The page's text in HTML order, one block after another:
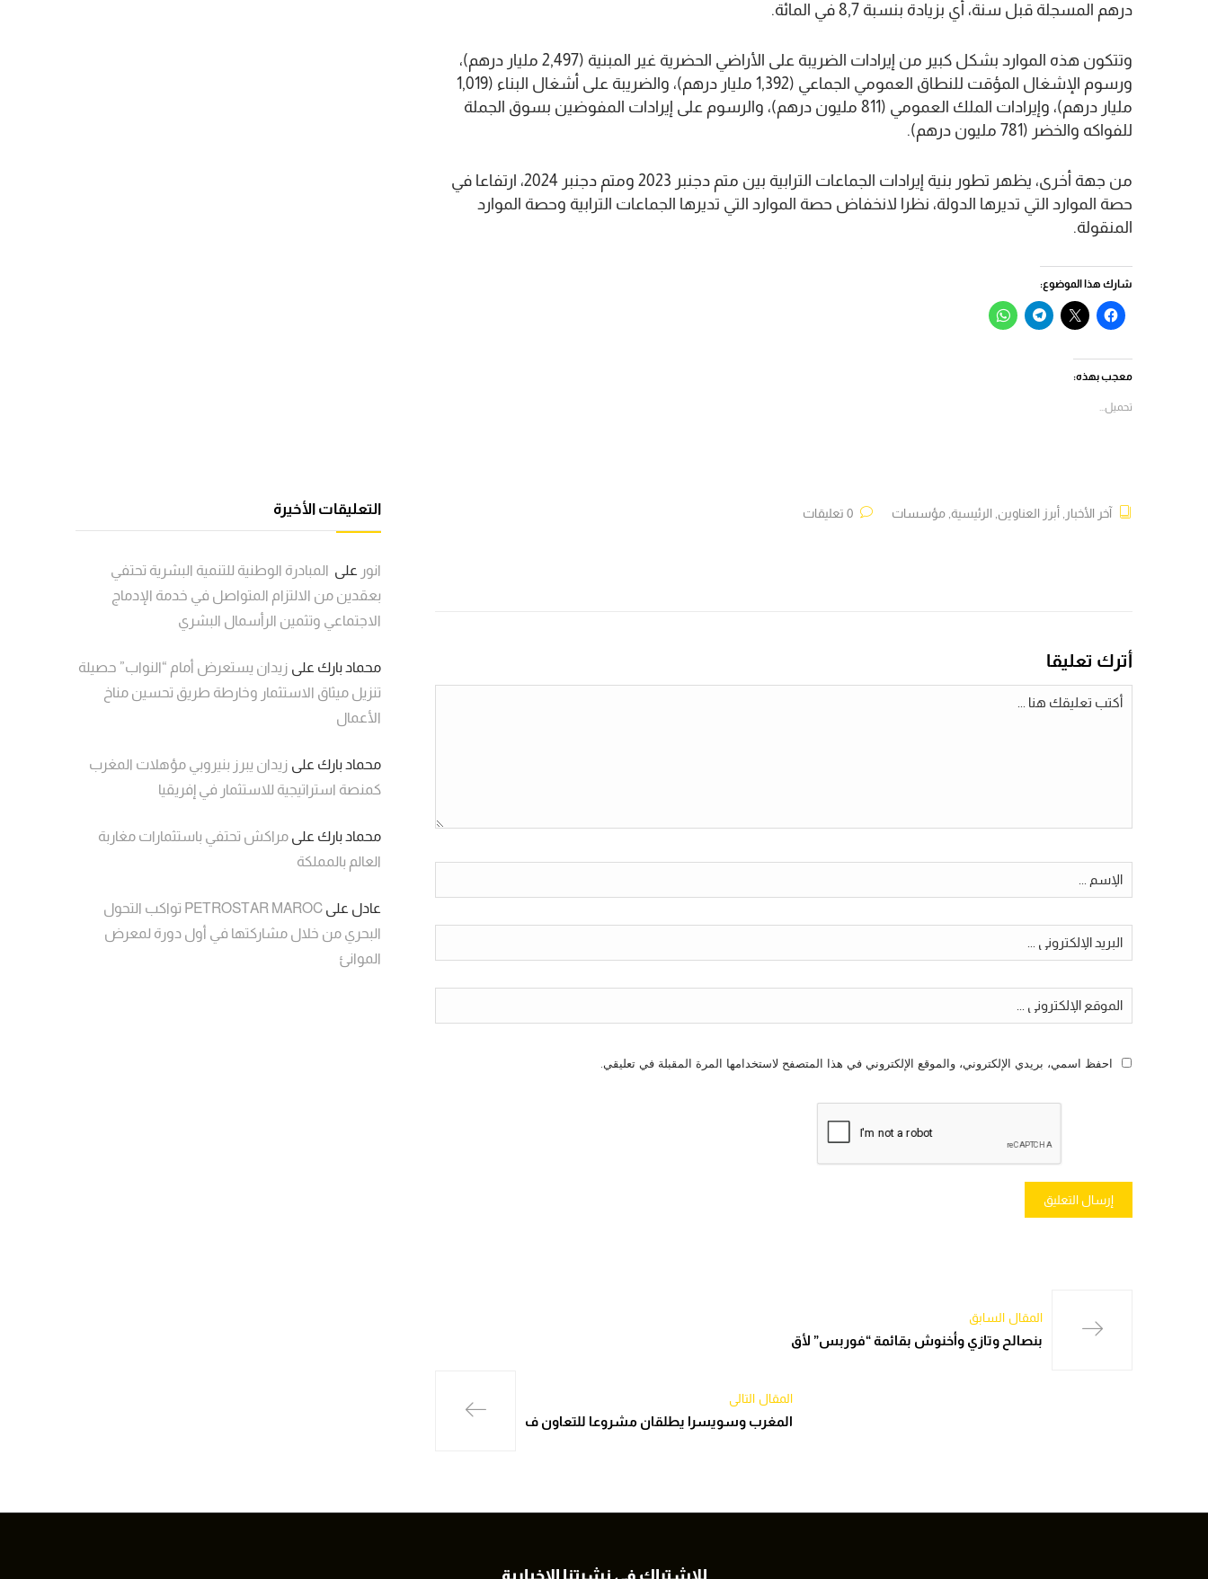
درهم المسجلة قبل سنة، أي بزيادة بنسبة 8,7 في المائة.
وتتكون هذه الموارد بشكل كبير من إيرادات الضريبة على الأراضي الحضرية غير المبنية (2,497 مليار درهم)،
ورسوم الإشغال المؤقت للنطاق العمومي الجماعي (1,392 مليار درهم)، والضريبة على أشغال البناء (1,019
مليار درهم)، وإيرادات الملك العمومي (811 مليون درهم)، والرسوم على إيرادات المفوضين بسوق الجملة
للفواكه والخضر (781 مليون درهم).
من جهة أخرى، يظهر تطور بنية إيرادات الجماعات الترابية بين متم دجنبر 2023 ومتم دجنبر 2024، ارتفاعا في
حصة الموارد التي تديرها الدولة، نظرا لانخفاض حصة الموارد التي تديرها الجماعات الترابية وحصة الموارد
المنقولة.
شارك هذا الموضوع:
انقر
للمشاركة
(فتح
في
نافذة
النقر
للمشاركة
انقر
للمشاركة
انقر
للمشاركة
معجب بهذه:
تحميل...
آخر الأخبار أبرز العناوين الرئيسية مؤسسات
أترك تعليقا
احفظ اسمي، بريدي الإلكتروني، والموقع الإلكتروني في هذا المتصفح لاستخدامها المرة المقبلة في تعليقي.
المقال السابق
بنصالح وتازي وأخنوش بقائمة “فوربس” لأق
المقال التالي
المغرب وسويسرا يطلقان مشروعا للتعاون ف
التعليقات الأخيرة
انور على المبادرة الوطنية للتنمية البشرية تحتفي
بعقدين من الالتزام المتواصل في خدمة الإدماج
الاجتماعي وتثمين الرأسمال البشري
محماد بارك على زيدان يستعرض أمام “النواب” حصيلة
تنزيل ميثاق الاستثمار وخارطة طريق تحسين مناخ
الأعمال
محماد بارك على زيدان يبرز بنيروبي مؤهلات المغرب
كمنصة استراتيجية للاستثمار في إفريقيا
محماد بارك على مراكش تحتفي باستثمارات مغاربة
العالم بالمملكة
عادل على
PETROSTAR MAROC تواكب التحول
البحري من خلال مشاركتها في أول دورة لمعرض
الموانئ
للاشتراك في نشرتنا الاخبارية